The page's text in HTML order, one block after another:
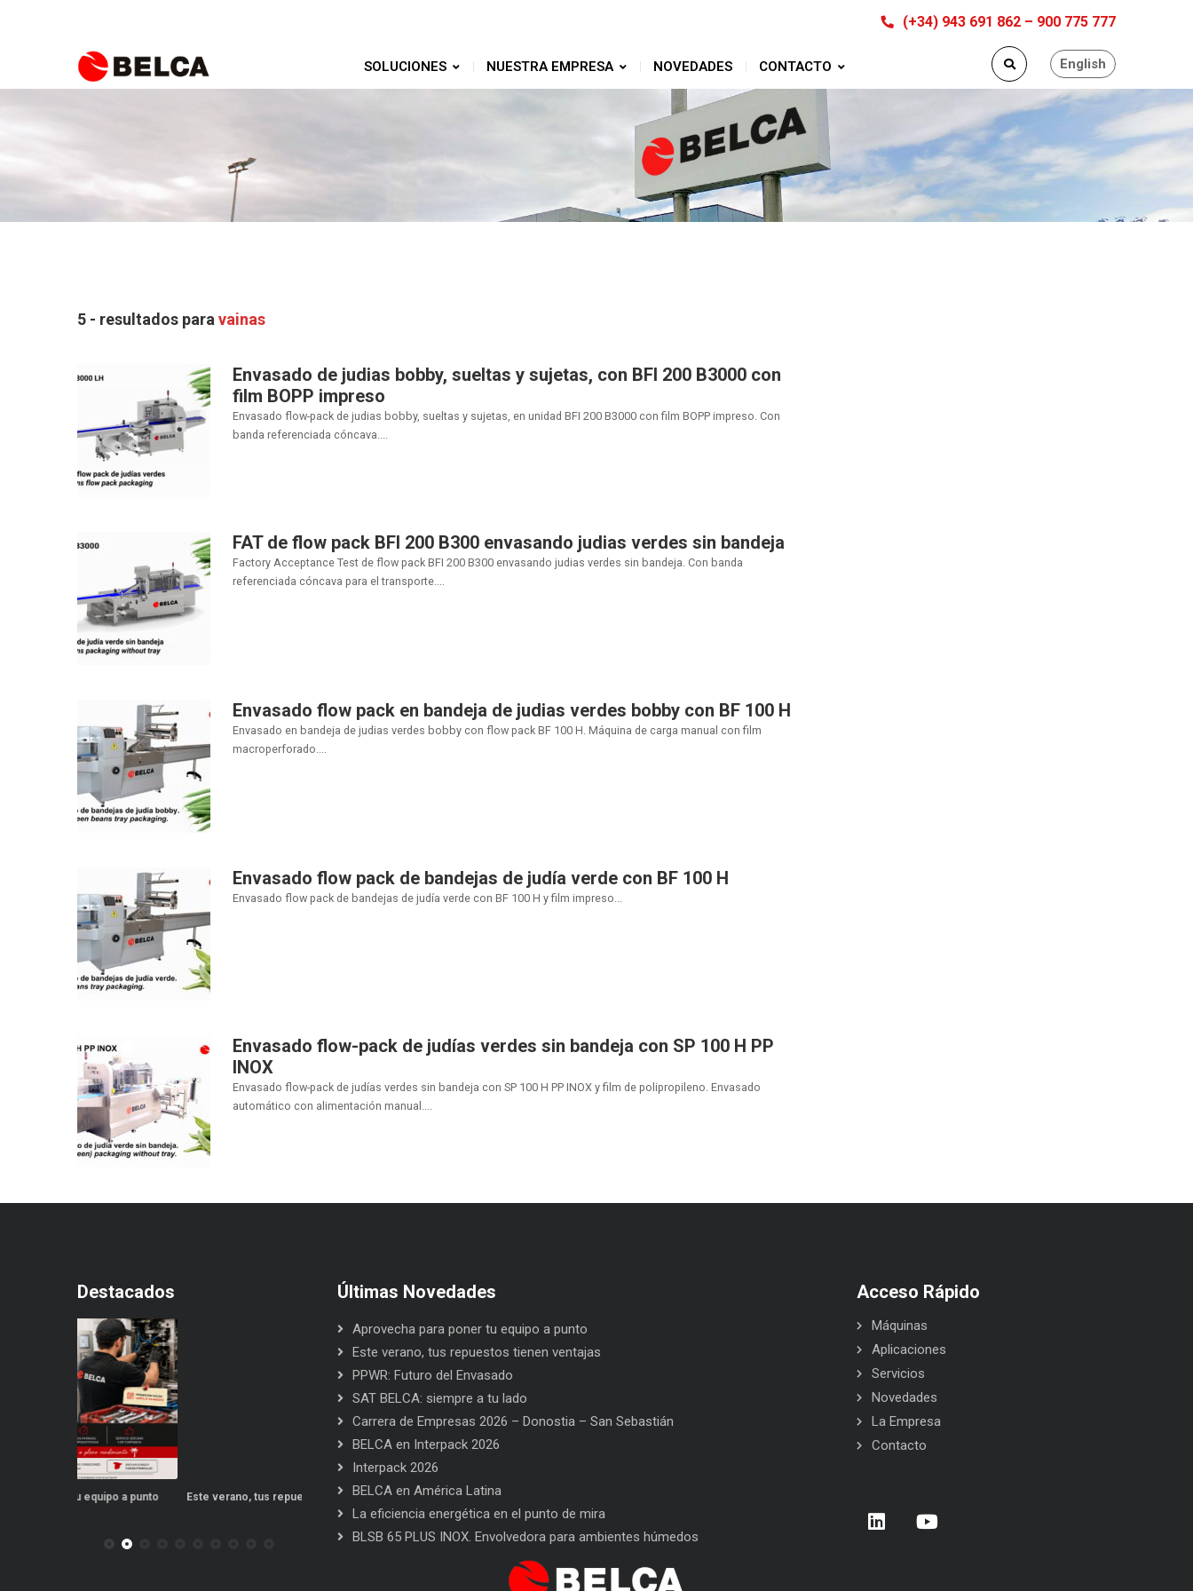
(+34) 943 691 862 – 900 775 777
English
SOLUCIONES NUESTRA EMPRESA NOVEDADES CONTACTO
5 - resultados para vainas
Envasado de judias bobby, sueltas y sujetas, con BFI 200 B3000 con
film BOPP impreso
Envasado flow-pack de judias bobby, sueltas y sujetas, en unidad BFI 200 B3000 con film BOPP impreso. Con
banda referenciada cóncava....
FAT de flow pack BFI 200 B300 envasando judias verdes sin bandeja
Factory Acceptance Test de flow pack BFI 200 B300 envasando judias verdes sin bandeja. Con banda
referenciada cóncava para el transporte....
Envasado flow pack en bandeja de judias verdes bobby con BF 100 H
Envasado en bandeja de judias verdes bobby con flow pack BF 100 H. Máquina de carga manual con film
macroperforado....
Envasado flow pack de bandejas de judía verde con BF 100 H
Envasado flow pack de bandejas de judía verde con BF 100 H y film impreso...
Envasado flow-pack de judías verdes sin bandeja con SP 100 H PP
INOX
Envasado flow-pack de judías verdes sin bandeja con SP 100 H PP INOX y film de polipropileno. Envasado
automático con alimentación manual....
Destacados
Este verano, tus repuestos tienen ventajas PPWR: Futuro del Envasado
Últimas Novedades
Aprovecha para poner tu equipo a punto
Este verano, tus repuestos tienen ventajas
PPWR: Futuro del Envasado
SAT BELCA: siempre a tu lado
Carrera de Empresas 2026 – Donostia – San Sebastián
BELCA en Interpack 2026
Interpack 2026
BELCA en América Latina
La eficiencia energética en el punto de mira
BLSB 65 PLUS INOX. Envolvedora para ambientes húmedos
Acceso Rápido
Máquinas
Aplicaciones
Servicios
Novedades
La Empresa
Contacto